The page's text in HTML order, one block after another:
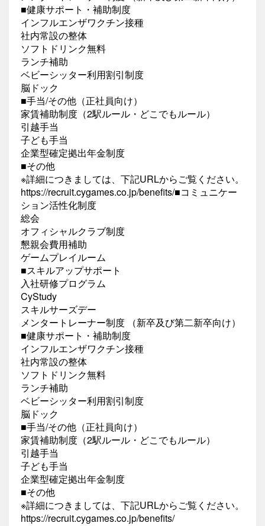
■健康サポート・補助制度
インフルエンザワクチン接種
社内常設の整体
ソフトドリンク無料
ランチ補助
ベビーシッター利用割引制度
脳ドック
■手当/その他（正社員向け）
家賃補助制度（2駅ルール・どこでもルール）
引越手当
子ども手当
企業型確定拠出年金制度
■その他
※詳細につきましては、下記URLからご覧ください。
https://recruit.cygames.co.jp/benefits/■コミュニケー
ション活性化制度
総会
オフィシャルクラブ制度
懇親会費用補助
ゲームプレイルーム
■スキルアップサポート
入社研修プログラム
CyStudy
スキルサーズデー
メンタートレーナー制度 （新卒及び第二新卒向け）
■健康サポート・補助制度
インフルエンザワクチン接種
社内常設の整体
ソフトドリンク無料
ランチ補助
ベビーシッター利用割引制度
脳ドック
■手当/その他（正社員向け）
家賃補助制度（2駅ルール・どこでもルール）
引越手当
子ども手当
企業型確定拠出年金制度
■その他
※詳細につきましては、下記URLからご覧ください。
https://recruit.cygames.co.jp/benefits/